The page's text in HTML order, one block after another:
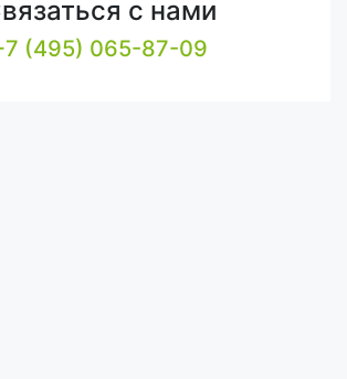
с нами
(495) 065-87-09